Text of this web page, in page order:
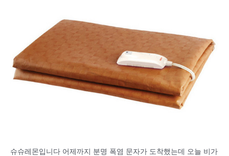
슈슈레몬입니다 어제까지 분명 폭염 문자가 도착했는데 오늘 비가